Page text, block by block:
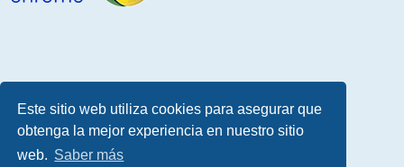
Este sitio web utiliza cookies para asegurar que
obtenga la mejor experiencia en nuestro sitio
web. Saber más